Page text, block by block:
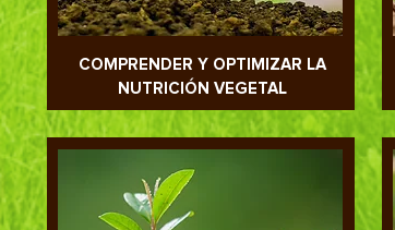
COMPRENDER Y OPTIMIZAR LA
NUTRICIÓN VEGETAL